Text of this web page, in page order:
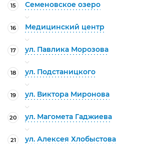
15 Семеновское озеро
16 Медицинский центр
17 ул. Павлика Морозова
18 ул. Подстаницкого
19 ул. Виктора Миронова
20 ул. Магомета Гаджиева
21 ул. Алексея Хлобыстова